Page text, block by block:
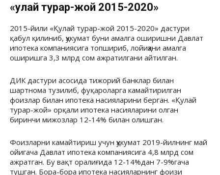
«Қулай турар-жой 2015-2020»
2015-йили «Қулай турар-жой 2015-2020» дастури
қабул қилиниб, ҳукумат буни амалга оширишни Давлат
ипотека компаниясига топшириб, лойиҳани амалга
оширишга 3,3 млрд сом ажратилгани айтилган.
ДИК дастури асосида тижорий банклар билан
шартнома тузилиб, фуқароларга камайтирилган
фоизлар билан ипотека насияларини берган. «Қулай
турар-жой» орқали ипотека насияларини олган
биринчи мижозлар 12-14% билан олишган.
Фоизларни камайтириш учун ҳукумат 2019-йилнинг май
ойигача Давлат ипотека компаниясига 4,8 млрд сом
ажратган. Бу вақт оралиғида 12-14%дан 7-9%гача
тушган. Бора-бора ипотека насияларнинг фоизи